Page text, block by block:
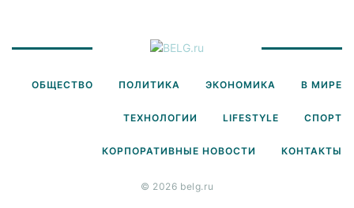
ОБЩЕСТВО ПОЛИТИКА ЭКОНОМИКА В МИРЕ
ТЕХНОЛОГИИ LIFESTYLE СПОРТ
КОРПОРАТИВНЫЕ НОВОСТИ КОНТАКТЫ
© 2026 belg.ru